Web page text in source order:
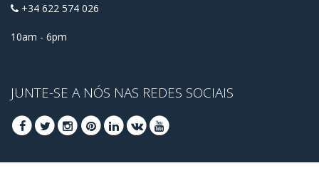
+34 622 574 026
10am - 6pm
JUNTE-SE A NÓS NAS REDES SOCIAIS